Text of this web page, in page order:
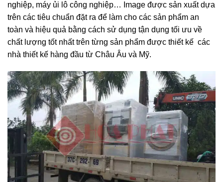
nghiệp, máy ủi lô công nghiệp… Image được sản xuất dựa
trên các tiêu chuẩn đặt ra để làm cho các sản phẩm an
toàn và hiệu quả bằng cách sử dụng tận dụng tối ưu về
chất lượng tốt nhất trên từng sản phẩm được thiết kế các
nhà thiết kế hàng đầu từ Châu Âu và Mỹ.